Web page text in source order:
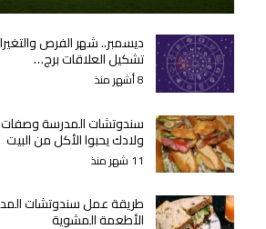
ديسمبر.. شهر الفرص
تشكيل العلاقات برج…
8 أشهر منذ
سندوتشات المدرسة
ولادك يحبوا الأكل من البيت
11 شهر منذ
طريقة عمل سندوتشات
الأطعمة المشوية